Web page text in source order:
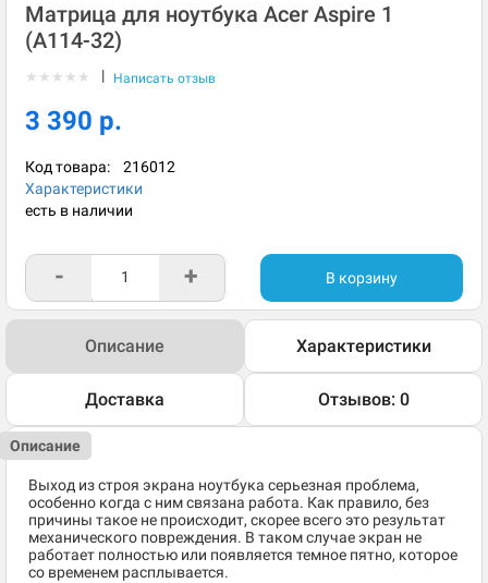
Матрица для ноутбука Acer Aspire 1
(A114-32)
★ ★ ★ ★ ★ | Написать отзыв
3 390 р.
Код товара: 216012
Характеристики
есть в наличии
- + В корзину
Описание Характеристики
Доставка Отзывов: 0
Описание
Выход из строя экрана ноутбука серьезная проблема,
особенно когда с ним связана работа. Как правило, без
причины такое не происходит, скорее всего это результат
механического повреждения. В таком случае экран не
работает полностью или появляется темное пятно, которое
со временем расплывается.